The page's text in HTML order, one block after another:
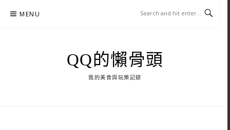
MENU
QQ的懶骨頭
我的美食與玩樂記錄